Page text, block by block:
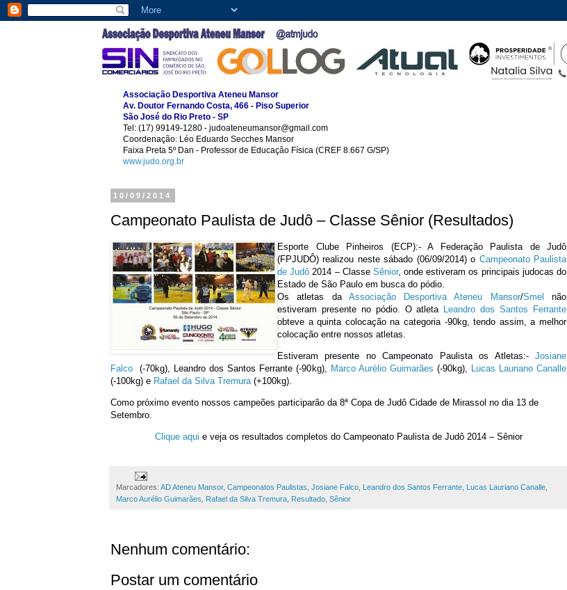
Associação Desportiva Ateneu Mansor
Av. Doutor Fernando Costa, 466 - Piso Superior
São José do Rio Preto - SP
Tel: (17) 99149-1280 - judoateneumansor@gmail.com
Coordenação: Léo Eduardo Secches Mansor
Faixa Preta 5º Dan - Professor de Educação Física (CREF 8.667 G/SP)
www.judo.org.br
10/09/2014
Campeonato Paulista de Judô – Classe Sênior (Resultados)
Esporte Clube Pinheiros (ECP):- A Federação Paulista de Judô
(FPJUDÔ) realizou neste sábado (06/09/2014) o Campeonato Paulista
de Judô 2014 – Classe Sênior, onde estiveram os principais judocas do
Estado de São Paulo em busca do pódio.
Os atletas da Associação Desportiva Ateneu Mansor/Smel não
estiveram presente no pódio. O atleta Leandro dos Santos Ferrante
obteve a quinta colocação na categoria -90kg, tendo assim, a melhor
colocação entre nossos atletas.
Estiveram presente no Campeonato Paulista os Atletas:- Josiane
Falco (-70kg), Leandro dos Santos Ferrante (-90kg), Marco Aurélio Guimarães (-90kg),
Lucas Lauriano Canalle
(-100kg) e Rafael da Silva Tremura (+100kg).
Como próximo evento nossos campeões participarão da 8ª Copa de Judô Cidade de Mirassol no dia 13 de
Setembro.
Clique aqui e veja os resultados completos do Campeonato Paulista de Judô 2014 – Sênior
Marcadores: AD Ateneu Mansor, Campeonatos Paulistas, Josiane Falco, Leandro dos Santos Ferrante, Lucas Lauriano Canalle,
Marco Aurélio Guimarães, Rafael da Silva Tremura, Resultado, Sênior
Nenhum comentário:
Postar um comentário